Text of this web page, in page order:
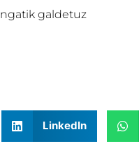
galdetuz
LinkedIn